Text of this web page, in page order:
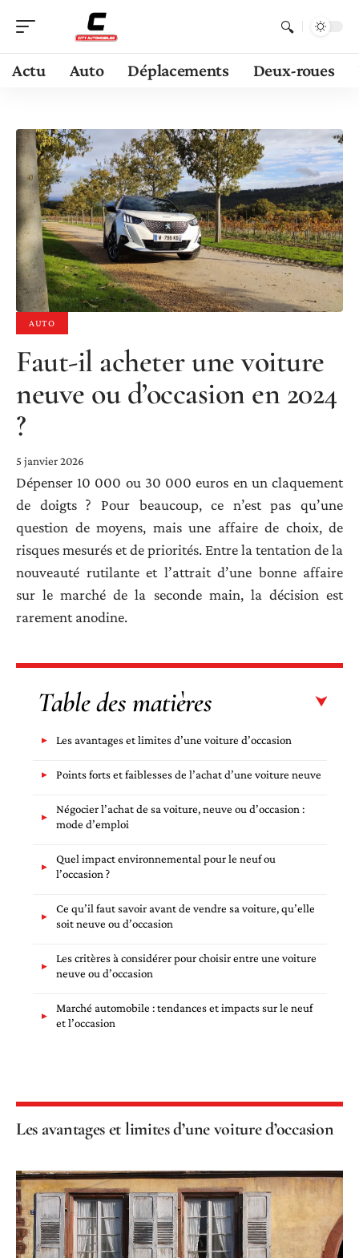
Actu Auto Déplacements Deux-roues
AUTO
Faut-il acheter une voiture
neuve ou d’occasion en 2024
?
5 janvier 2026
Dépenser 10 000 ou 30 000 euros en un claquement
de doigts ? Pour beaucoup, ce n’est pas qu’une
question de moyens, mais une affaire de choix, de
risques mesurés et de priorités. Entre la tentation de la
nouveauté rutilante et l’attrait d’une bonne affaire
sur le marché de la seconde main, la décision est
rarement anodine.
Table des matières
Les avantages et limites d’une voiture d’occasion
Points forts et faiblesses de l’achat d’une voiture neuve
Négocier l’achat de sa voiture, neuve ou d’occasion :
mode d’emploi
Quel impact environnemental pour le neuf ou
l’occasion ?
Ce qu’il faut savoir avant de vendre sa voiture, qu’elle
soit neuve ou d’occasion
Les critères à considérer pour choisir entre une voiture
neuve ou d’occasion
Marché automobile : tendances et impacts sur le neuf
et l’occasion
Les avantages et limites d’une voiture d’occasion